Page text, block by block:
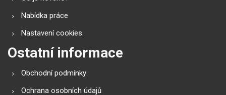
Nabídka práce
Nastavení cookies
Ostatní informace
Obchodní podmínky
Ochrana osobních údajů